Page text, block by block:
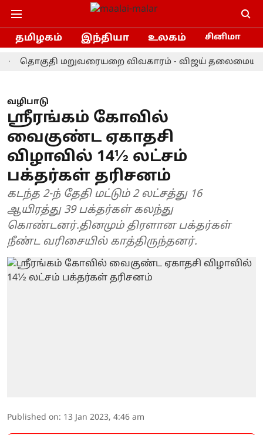
தமிழகம் இந்தியா உலகம் சினிமா
மறுவரையறை விவகாரம் - விஜய் தலைமையிலான
வழிபாடு
ஸ்ரீரங்கம் கோவில்
வைகுண்ட ஏகாதசி
விழாவில் 14½ லட்சம்
பக்தர்கள் தரிசனம்
கடந்த 2-ந் தேதி மட்டும் 2 லட்சத்து 16
ஆயிரத்து 39 பக்தர்கள் கலந்து
கொண்டனர்.தினமும் திரளான பக்தர்கள்
நீண்ட வரிசையில் காத்திருந்தனர்.
Published on: 13 Jan 2023, 4:46 am